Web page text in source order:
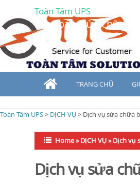
Toàn Tâm UPS
Mua bán, sửa chữa UPS
TRANG CHỦ
Toàn Tâm UPS> DỊCH VỤ> Dịch vụ sửa chữa
Home»DỊCH VỤ»Dịch vụ
Dịch vụ sửa